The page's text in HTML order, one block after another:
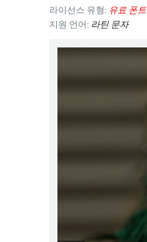
라이선스 유형: 유료 폰트
지원 언어: 라틴 문자